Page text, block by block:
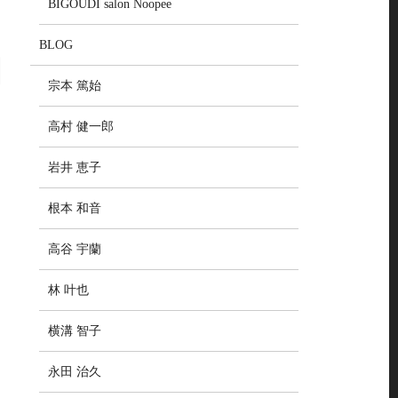
BIGOUDI salon Noopee
BLOG
宗本 篤始
高村 健一郎
岩井 恵子
根本 和音
高谷 宇蘭
林 叶也
横溝 智子
永田 治久